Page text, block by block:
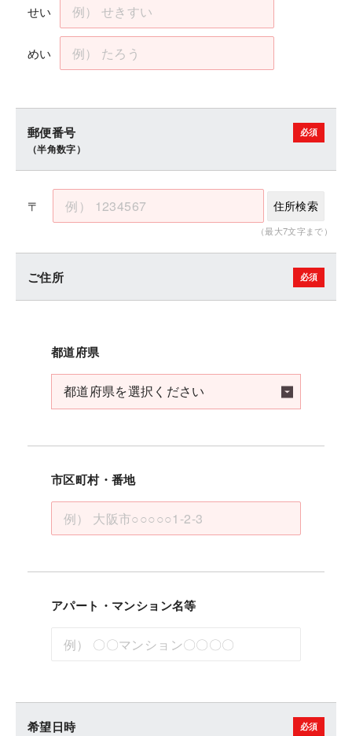
せい
めい
郵便番号
（半角数字）
〒
（最大7文字まで）
住所検索
ご住所
都道府県
市区町村・番地
アパート・マンション名等
希望日時